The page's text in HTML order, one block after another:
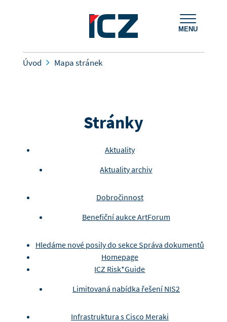
MENU
Úvod Mapa stránek
Stránky
Aktuality
Aktuality archiv
Dobročinnost
Benefiční aukce ArtForum
Hledáme nové posily do sekce Správa dokumentů
Homepage
ICZ Risk*Guide
Limitovaná nabídka řešení NIS2
Infrastruktura s Cisco Meraki